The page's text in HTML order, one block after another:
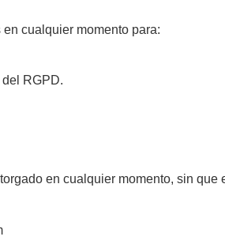
cualquier momento para:
RGPD.
en cualquier momento, sin que